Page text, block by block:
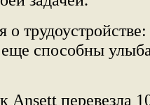
о
еще способны
Ansett перевезла